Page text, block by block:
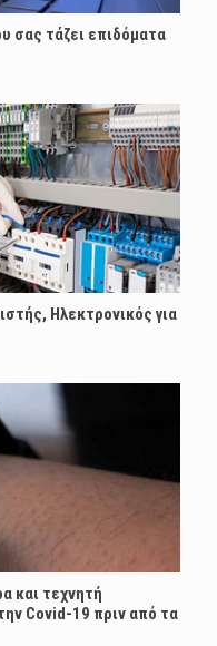
σας τάζει επιδόματα
Ηλεκτρονικός για
και τεχνητή
Covid-19 πριν από τα